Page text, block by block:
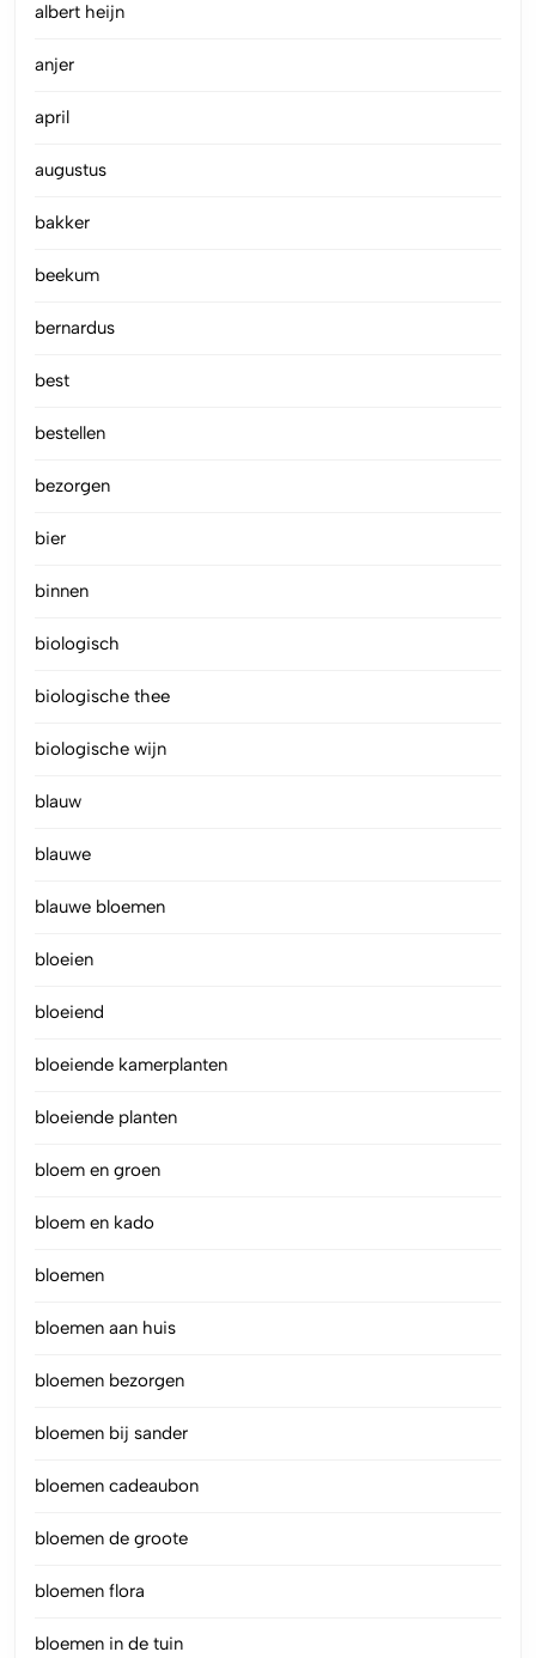
albert heijn
anjer
april
augustus
bakker
beekum
bernardus
best
bestellen
bezorgen
bier
binnen
biologisch
biologische thee
biologische wijn
blauw
blauwe
blauwe bloemen
bloeien
bloeiend
bloeiende kamerplanten
bloeiende planten
bloem en groen
bloem en kado
bloemen
bloemen aan huis
bloemen bezorgen
bloemen bij sander
bloemen cadeaubon
bloemen de groote
bloemen flora
bloemen in de tuin